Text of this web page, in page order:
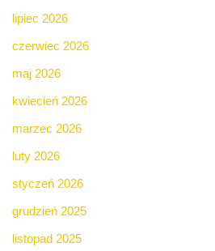
lipiec 2026
czerwiec 2026
maj 2026
kwiecień 2026
marzec 2026
luty 2026
styczeń 2026
grudzień 2025
listopad 2025